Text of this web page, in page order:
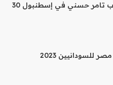
حفل إسطورة العرب تامر حسني في إسطنبول 30
للسودانيين 2023